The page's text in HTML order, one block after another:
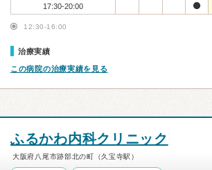
17:30-20:00
12:30-16:00
治療実績
この病院の治療実績を見る
ふるかわ内科クリニック
大阪府八尾市跡部北の町（久宝寺駅）